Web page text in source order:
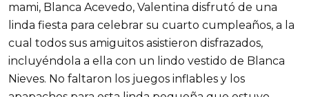
mami, Blanca Acevedo, Valentina disfrutó de una
linda fiesta para celebrar su cuarto cumpleaños, a la
cual todos sus amiguitos asistieron disfrazados,
incluyéndola a ella con un lindo vestido de Blanca
Nieves. No faltaron los juegos inflables y los